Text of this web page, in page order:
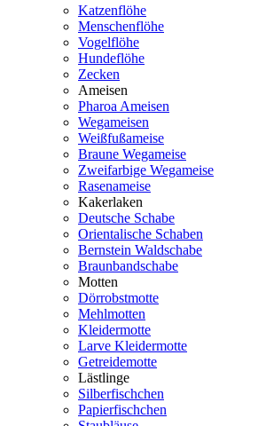
Katzenflöhe
Menschenflöhe
Vogelflöhe
Hundeflöhe
Zecken
Ameisen
Pharoa Ameisen
Wegameisen
Weißfußameise
Braune Wegameise
Zweifarbige Wegameise
Rasenameise
Kakerlaken
Deutsche Schabe
Orientalische Schaben
Bernstein Waldschabe
Braunbandschabe
Motten
Dörrobstmotte
Mehlmotten
Kleidermotte
Larve Kleidermotte
Getreidemotte
Lästlinge
Silberfischchen
Papierfischchen